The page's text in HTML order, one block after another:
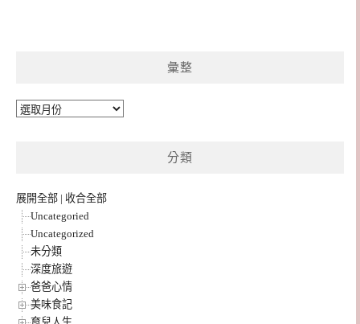
彙整
彙
分類
展開全部 | 收合全部
Uncategoried
Uncategorized
未分類
深度旅遊
爸爸心情
美味食記